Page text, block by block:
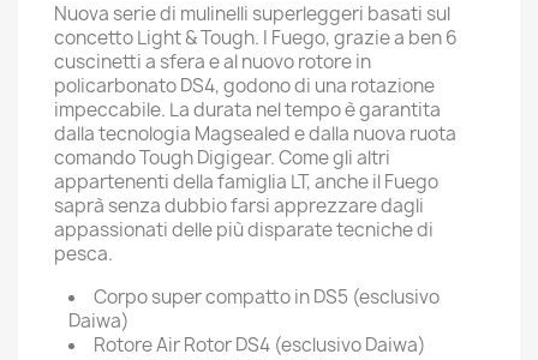
Nuova serie di mulinelli superleggeri basati sul
concetto Light & Tough. I Fuego, grazie a ben 6
cuscinetti a sfera e al nuovo rotore in
policarbonato DS4, godono di una rotazione
impeccabile. La durata nel tempo è garantita
dalla tecnologia Magsealed e dalla nuova ruota
comando Tough Digigear. Come gli altri
appartenenti della famiglia LT, anche il Fuego
saprà senza dubbio farsi apprezzare dagli
appassionati delle più disparate tecniche di
pesca.
Corpo super compatto in DS5 (esclusivo
Daiwa)
Rotore Air Rotor DS4 (esclusivo Daiwa)